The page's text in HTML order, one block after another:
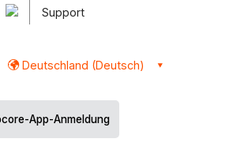
Support
Deutschland (Deutsch)
App-Anmeldung